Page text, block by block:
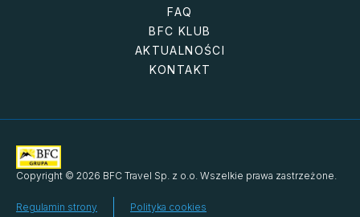
FAQ
BFC KLUB
AKTUALNOŚCI
KONTAKT
Copyright © 2026 BFC Travel Sp. z o.o. Wszelkie prawa zastrzeżone.
Regulamin strony Polityka cookies